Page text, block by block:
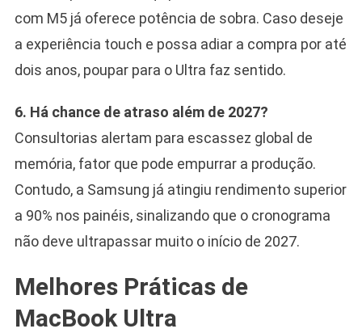
com M5 já oferece potência de sobra. Caso deseje
a experiência touch e possa adiar a compra por até
dois anos, poupar para o Ultra faz sentido.
6. Há chance de atraso além de 2027?
Consultorias alertam para escassez global de
memória, fator que pode empurrar a produção.
Contudo, a Samsung já atingiu rendimento superior
a 90% nos painéis, sinalizando que o cronograma
não deve ultrapassar muito o início de 2027.
Melhores Práticas de
MacBook Ultra